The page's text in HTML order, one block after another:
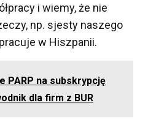
i wiemy, że nie
np. sjesty naszego
w Hiszpanii.
PARP na subskrypcję
dla firm z BUR